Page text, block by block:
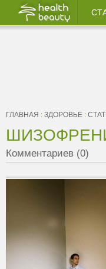
ГЛАВНАЯ : ЗДОРОВЬЕ :
Комментариев (0)